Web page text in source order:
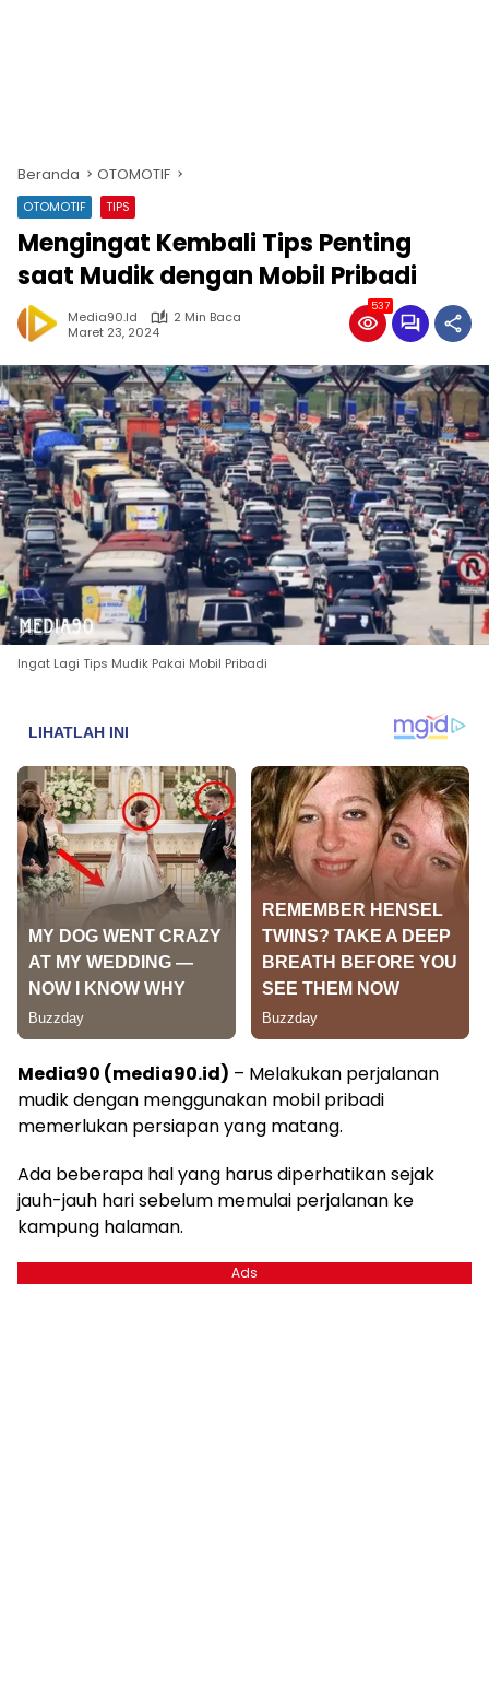
Beranda OTOMOTIF
OTOMOTIF TIPS
Mengingat Kembali Tips Penting
saat Mudik dengan Mobil Pribadi
Media90.id
2 Min Baca
Maret 23, 2024
537
Ingat Lagi Tips Mudik Pakai Mobil Pribadi
Media90 (media90.id) – Melakukan perjalanan
mudik dengan menggunakan mobil pribadi
memerlukan persiapan yang matang.
Ada beberapa hal yang harus diperhatikan sejak
jauh-jauh hari sebelum memulai perjalanan ke
kampung halaman.
Ads